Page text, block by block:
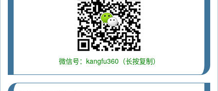
微信号：kangfu360（长按复制）